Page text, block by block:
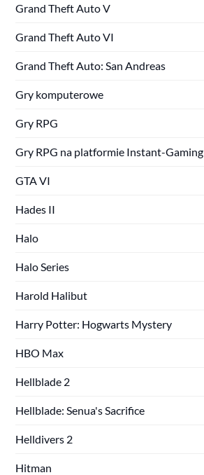
Grand Theft Auto V
Grand Theft Auto VI
Grand Theft Auto: San Andreas
Gry komputerowe
Gry RPG
Gry RPG na platformie Instant-Gaming
GTA VI
Hades II
Halo
Halo Series
Harold Halibut
Harry Potter: Hogwarts Mystery
HBO Max
Hellblade 2
Hellblade: Senua's Sacrifice
Helldivers 2
Hitman